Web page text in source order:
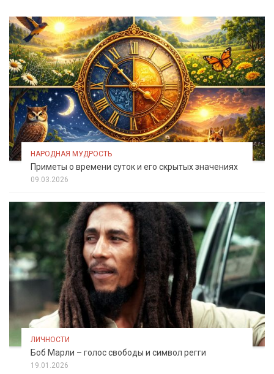
НАРОДНАЯ МУДРОСТЬ
Приметы о времени суток и его скрытых значениях
09.03.2026
ЛИЧНОСТИ
Боб Марли – голос свободы и символ регги
19.01.2026